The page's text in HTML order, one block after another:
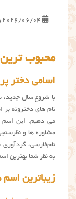
2026/06/04
محبوب ترین
اسامی دختر
نام های دخترونه
می دهیم. این اسم
مشاوره ها و
به نظر شما بهترین
زیباترین اسم های